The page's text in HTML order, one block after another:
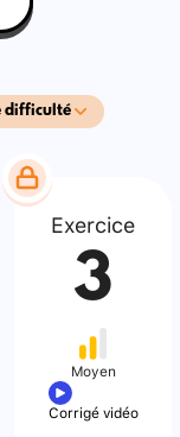
difficulté
Exercice
3
Moyen
Corrigé vidéo